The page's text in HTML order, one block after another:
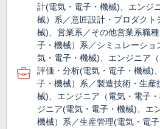
計(電気・電子・機械)、エンジ
械）系／意匠設計・プロダク
械)、営業系／その他営業系職
子・機械）系／シミュレーシ
気・電子・機械)、エンジニア
評価・分析(電気・電子・機械)
子・機械）系／製造技術・生産
械)、エンジニア（電気・電子
ジニア(電気・電子・機械)、エ
機械）系／生産管理(電気・電